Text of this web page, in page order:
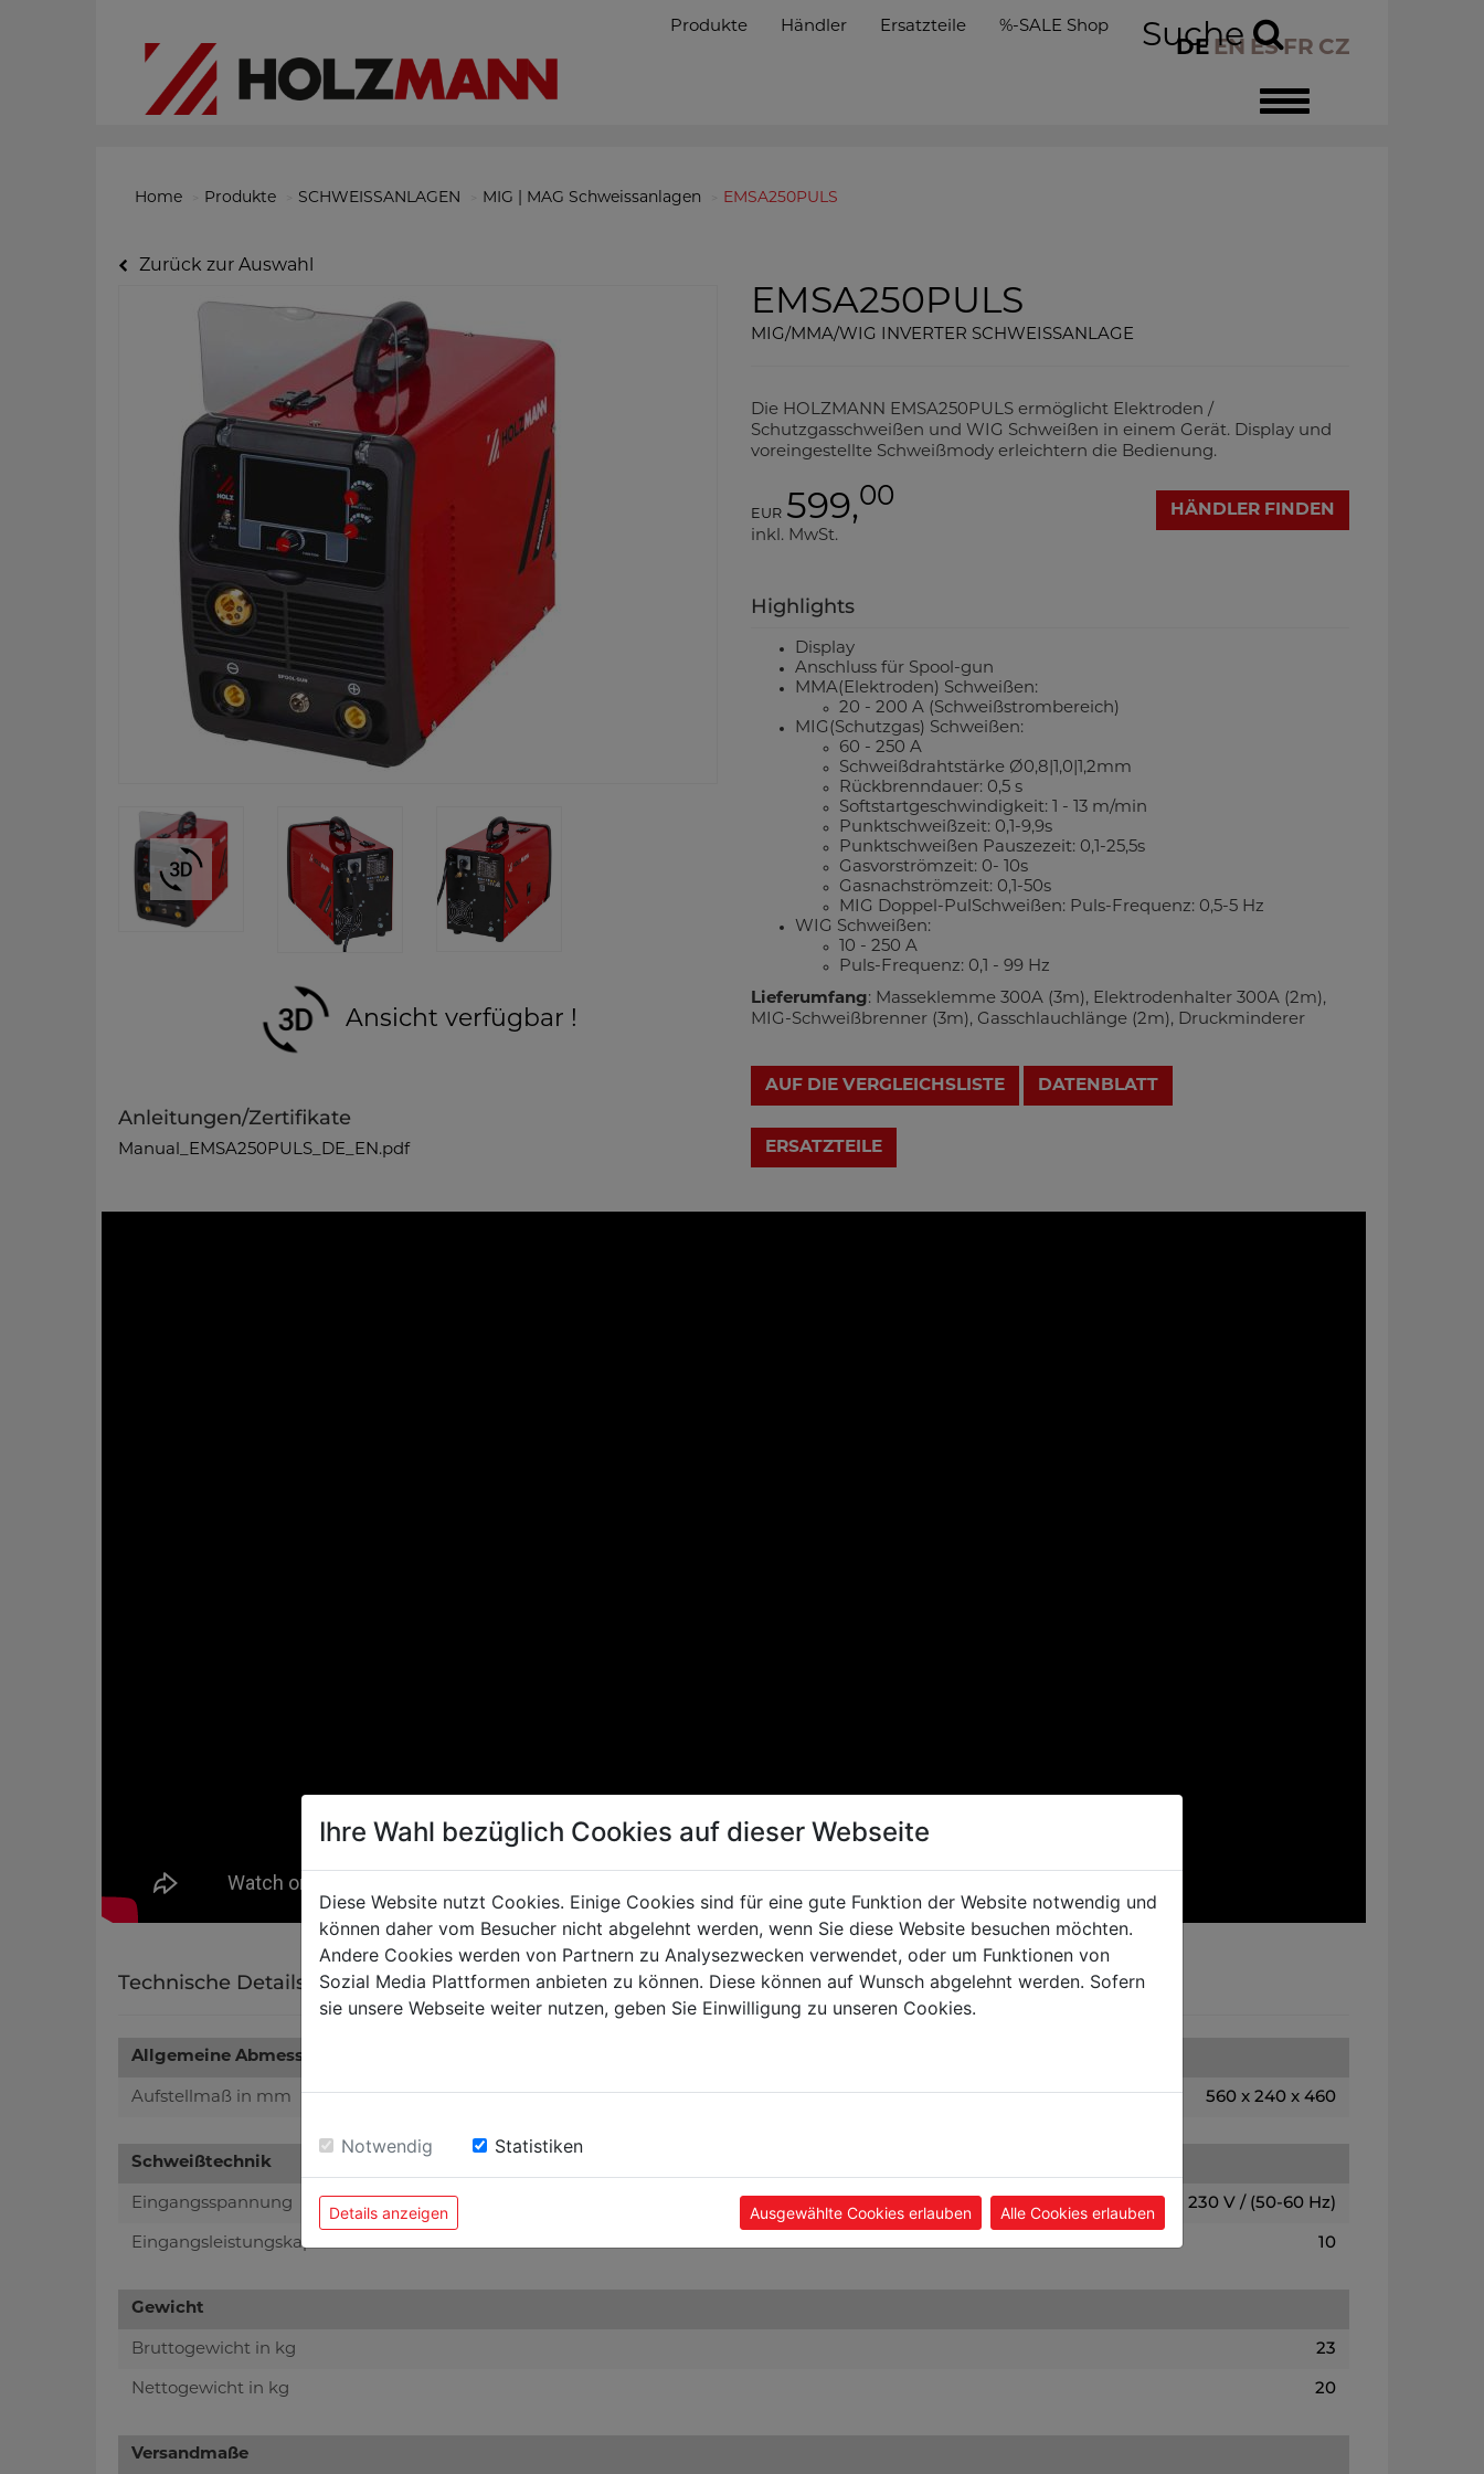
Toggle
navigation
DE EN ES FR CZ
Produkte Händler Ersatzteile %-SALE Shop Suche
Home Produkte SCHWEISSANLAGEN MIG | MAG Schweissanlagen EMSA250PULS
Zurück zur Auswahl
Ansicht verfügbar !
Anleitungen/Zertifikate
Manual_EMSA250PULS_DE_EN.pdf
EMSA250PULS
MIG/MMA/WIG INVERTER SCHWEISSANLAGE
Die HOLZMANN EMSA250PULS ermöglicht Elektroden /
Schutzgasschweißen und WIG Schweißen in einem Gerät. Display und
voreingestellte Schweißmody erleichtern die Bedienung.
EUR 599,00
inkl. MwSt.
HÄNDLER FINDEN
Highlights
Display
Anschluss für Spool-gun
MMA(Elektroden) Schweißen:
20 - 200 A (Schweißstrombereich)
MIG(Schutzgas) Schweißen:
60 - 250 A
Schweißdrahtstärke Ø0,8|1,0|1,2mm
Rückbrenndauer: 0,5 s
Softstartgeschwindigkeit: 1 - 13 m/min
Punktschweißzeit: 0,1-9,9s
Punktschweißen Pauszezeit: 0,1-25,5s
Gasvorströmzeit: 0- 10s
Gasnachströmzeit: 0,1-50s
MIG Doppel-PulSchweißen: Puls-Frequenz: 0,5-5 Hz
WIG Schweißen:
10 - 250 A
Puls-Frequenz: 0,1 - 99 Hz
Lieferumfang: Masseklemme 300A (3m), Elektrodenhalter 300A (2m),
MIG-Schweißbrenner (3m), Gasschlauchlänge (2m), Druckminderer
AUF DIE VERGLEICHSLISTE DATENBLATT
Technische Details
Allgemeine Abmessungen
Aufstellmaß in mm 560 x 240 x 460
Schweißtechnik
Eingangsspannung 230 V / (50-60 Hz)
Eingangsleistungskapazität in KVA 10
Gewicht
Bruttogewicht in kg 23
Nettogewicht in kg 20
Versandmaße
Ihre Wahl bezüglich Cookies auf dieser Webseite
Diese Website nutzt Cookies. Einige Cookies sind für eine gute Funktion der Website notwendig und
können daher vom Besucher nicht abgelehnt werden, wenn Sie diese Website besuchen möchten.
Andere Cookies werden von Partnern zu Analysezwecken verwendet, oder um Funktionen von
Sozial Media Plattformen anbieten zu können. Diese können auf Wunsch abgelehnt werden. Sofern
sie unsere Webseite weiter nutzen, geben Sie Einwilligung zu unseren Cookies.
Notwendig Statistiken
Details anzeigen Ausgewählte Cookies erlauben Alle Cookies erlauben